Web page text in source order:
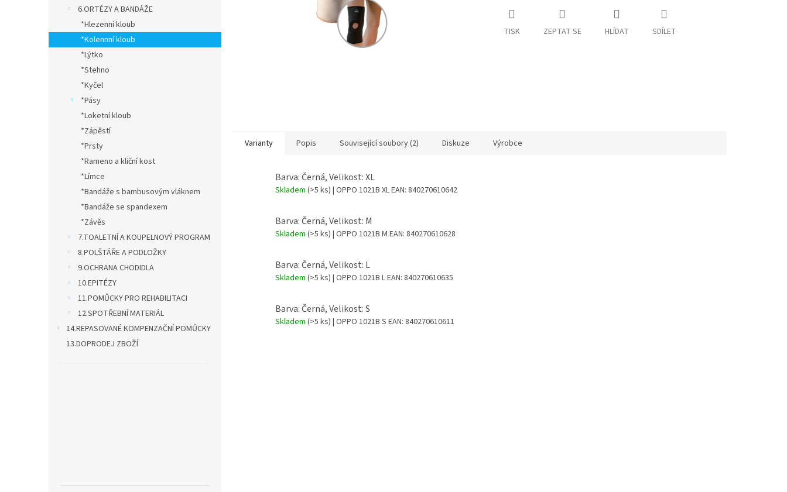
l
6.ORTÉZY A BANDÁŽE
*Hlezenní kloub
*Kolennní kloub
*Lýtko
*Stehno
*Kyčel
*Pásy
*Loketní kloub
*Zápěstí
*Prsty
*Rameno a kliční kost
*Límce
*Bandáže s bambusovým vláknem
*Bandáže se spandexem
*Závěs
7.TOALETNÍ A KOUPELNOVÝ PROGRAM
8.POLŠTÁŘE A PODLOŽKY
9.OCHRANA CHODIDLA
10.EPITÉZY
11.POMŮCKY PRO REHABILITACI
12.SPOTŘEBNÍ MATERIÁL
14.REPASOVANÉ KOMPENZAČNÍ POMŮCKY
13.DOPRODEJ ZBOŽÍ
TISK ZEPTAT SE HLÍDAT SDÍLET
Varianty Popis Související soubory (2) Diskuze Výrobce
Barva: Černá, Velikost: XL
Skladem (>5 ks) | OPPO 1021B XLEAN: 840270610642
Barva: Černá, Velikost: M
Skladem (>5 ks) | OPPO 1021B M EAN: 840270610628
Barva: Černá, Velikost: L
Skladem (>5 ks) | OPPO 1021B LEAN: 840270610635
Barva: Černá, Velikost: S
Skladem (>5 ks) | OPPO 1021B S EAN: 840270610611